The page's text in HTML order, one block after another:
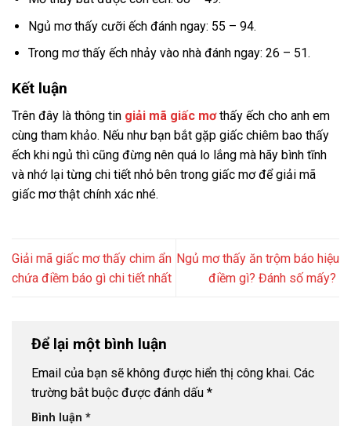
Ngủ mơ thấy cưỡi ếch đánh ngay: 55 – 94.
Trong mơ thấy ếch nhảy vào nhà đánh ngay: 26 – 51.
Kết luận
Trên đây là thông tin giải mã giấc mơthấy ếch cho anh em
cùng tham khảo. Nếu như bạn bắt gặp giấc chiêm bao thấy
ếch khi ngủ thì cũng đừng nên quá lo lắng mà hãy bình tĩnh
và nhớ lại từng chi tiết nhỏ bên trong giấc mơ để giải mã
giấc mơ thật chính xác nhé.
Giải mã giấc mơ thấy chim ẩn
chứa điềm báo gì chi tiết nhất
Ngủ mơ thấy ăn trộm báo hiệu
điềm gì? Đánh số mấy?
Để lại một bình luận
Email của bạn sẽ không được hiển thị công khai. Các
trường bắt buộc được đánh dấu *
Bình luận *